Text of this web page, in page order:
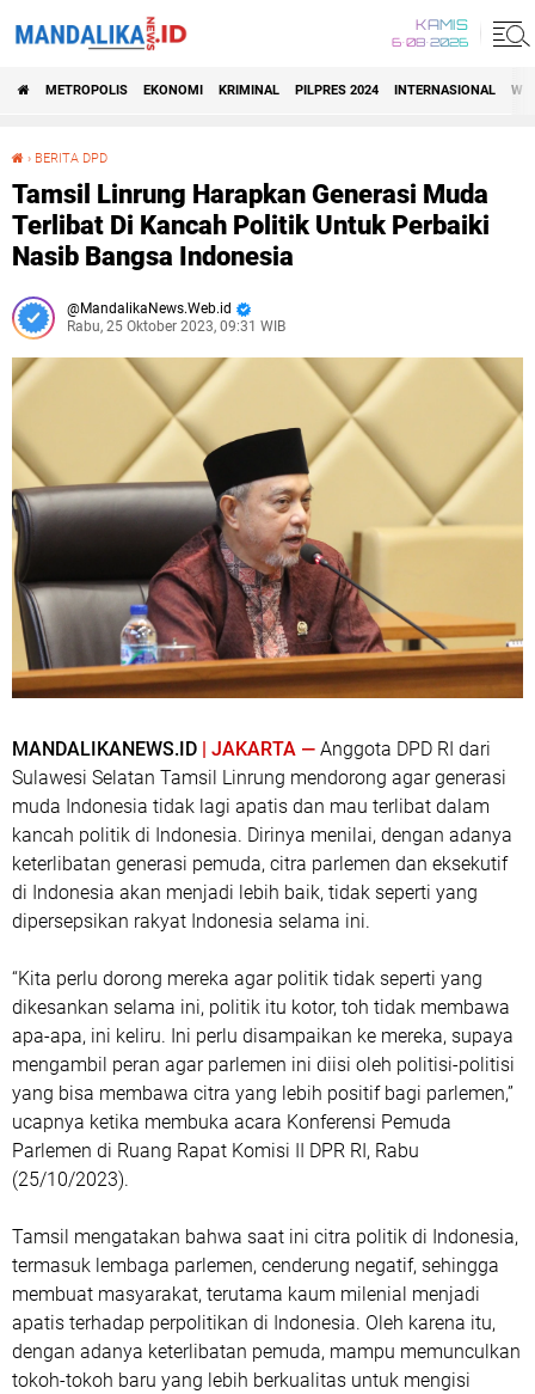
KAMIS
6•08•2026
METROPOLIS EKONOMI KRIMINAL PILPRES 2024 INTERNASIONAL
› BERITA DPD
Tamsil Linrung Harapkan Generasi Muda
Terlibat Di Kancah Politik Untuk Perbaiki
Nasib Bangsa Indonesia
MandalikaNews.Web.id
Rabu, 25 Oktober 2023, 09:31 WIB
MANDALIKANEWS.ID | JAKARTA — Anggota DPD RI dari
Sulawesi Selatan Tamsil Linrung mendorong agar generasi
muda Indonesia tidak lagi apatis dan mau terlibat dalam
kancah politik di Indonesia. Dirinya menilai, dengan adanya
keterlibatan generasi pemuda, citra parlemen dan eksekutif
di Indonesia akan menjadi lebih baik, tidak seperti yang
dipersepsikan rakyat Indonesia selama ini.
“Kita perlu dorong mereka agar politik tidak seperti yang
dikesankan selama ini, politik itu kotor, toh tidak membawa
apa-apa, ini keliru. Ini perlu disampaikan ke mereka, supaya
mengambil peran agar parlemen ini diisi oleh politisi-politisi
yang bisa membawa citra yang lebih positif bagi parlemen,”
ucapnya ketika membuka acara Konferensi Pemuda
Parlemen di Ruang Rapat Komisi II DPR RI, Rabu
(25/10/2023).
Tamsil mengatakan bahwa saat ini citra politik di Indonesia,
termasuk lembaga parlemen, cenderung negatif, sehingga
membuat masyarakat, terutama kaum milenial menjadi
apatis terhadap perpolitikan di Indonesia. Oleh karena itu,
dengan adanya keterlibatan pemuda, mampu memunculkan
tokoh-tokoh baru yang lebih berkualitas untuk mengisi